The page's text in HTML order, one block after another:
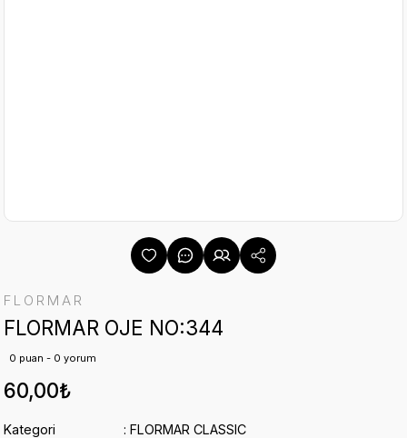
FLORMAR
FLORMAR OJE NO:344
0 puan - 0 yorum
60,00₺
Kategori
FLORMAR CLASSIC